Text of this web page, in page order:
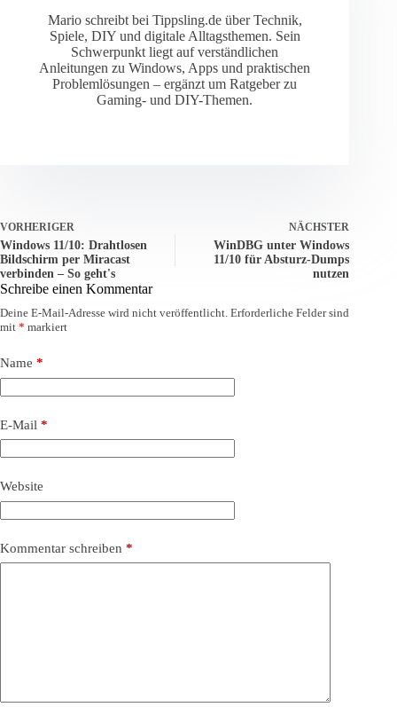
Mario schreibt bei Tippsling.de über Technik,
Spiele, DIY und digitale Alltagsthemen. Sein
Schwerpunkt liegt auf verständlichen
Anleitungen zu Windows, Apps und praktischen
Problemlösungen – ergänzt um Ratgeber zu
Gaming- und DIY-Themen.
VORHERIGER
Windows 11/10: Drahtlosen
Bildschirm per Miracast
verbinden – So geht's
NÄCHSTER
WinDBG unter Windows
11/10 für Absturz-Dumps
nutzen
Schreibe einen Kommentar
Deine E-Mail-Adresse wird nicht veröffentlicht. Erforderliche Felder sind
mit * markiert
Name *
E-Mail *
Website
Kommentar schreiben *